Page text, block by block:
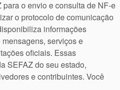
o envio e consulta de NF-e
o protocolo de comunicação
informações
serviços e
oficiais. Essas
SEFAZ do seu estado,
e contribuintes. Você